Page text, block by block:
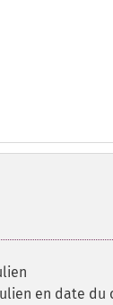
en date